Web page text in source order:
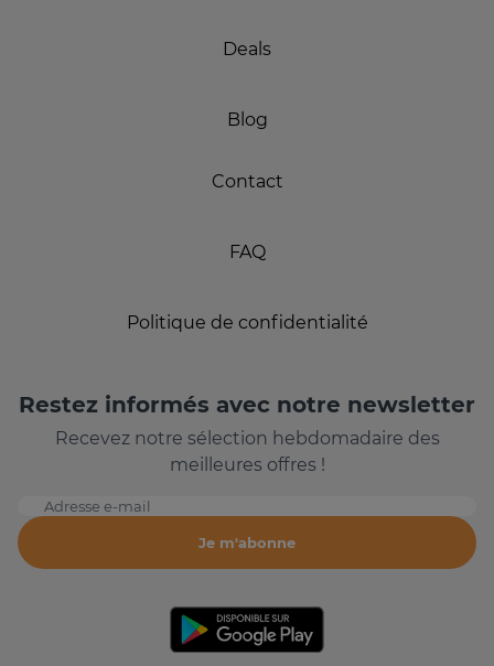
Deals
Blog
Contact
FAQ
Politique de confidentialité
Restez informés avec notre newsletter
Recevez notre sélection hebdomadaire des
meilleures offres !
Adresse e-mail
Je m'abonne